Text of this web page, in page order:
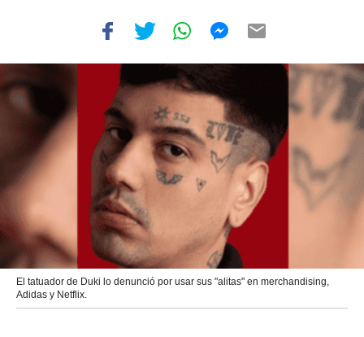
El tatuador de Duki lo denunció por usar sus "alitas" en merchandising,
Adidas y Netflix.